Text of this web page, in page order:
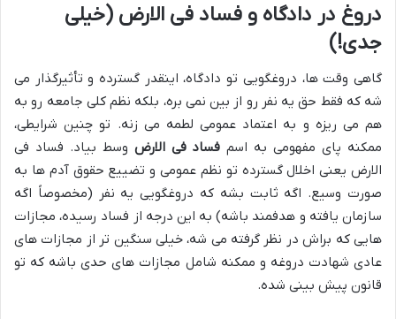
دروغ در دادگاه و فساد فی الارض (خیلی
جدی!)
گاهی وقت ها، دروغگویی تو دادگاه، اینقدر گسترده و تأثیرگذار می
شه که فقط حق یه نفر رو از بین نمی بره، بلکه نظم کلی جامعه رو به
هم می ریزه و به اعتماد عمومی لطمه می زنه. تو چنین شرایطی،
ممکنه پای مفهومی به اسم فساد فی الارض وسط بیاد. فساد فی
الارض یعنی اخلال گسترده تو نظم عمومی و تضییع حقوق آدم ها به
صورت وسیع. اگه ثابت بشه که دروغگویی یه نفر (مخصوصاً اگه
سازمان یافته و هدفمند باشه) به این درجه از فساد رسیده، مجازات
هایی که براش در نظر گرفته می شه، خیلی سنگین تر از مجازات های
عادی شهادت دروغه و ممکنه شامل مجازات های حدی باشه که تو
قانون پیش بینی شده.